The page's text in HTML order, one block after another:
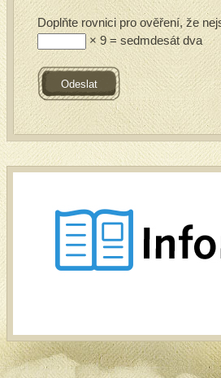
Doplňte rovnici pro ověření, že
× 9 = sedmdesát dva